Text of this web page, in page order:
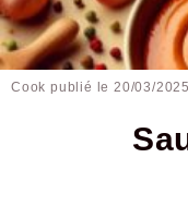
Cook publié le20/03/2025